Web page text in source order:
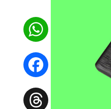
WhatsApp
Facebook